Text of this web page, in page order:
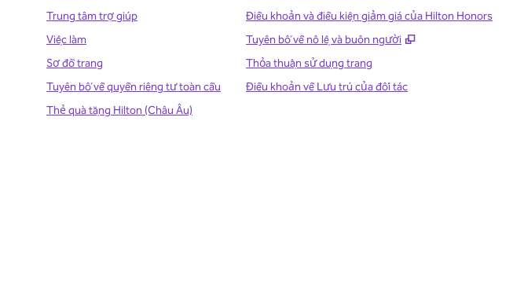
Trung tâm trợ giúp
Việc làm
Sơ đồ trang
Tuyên bố về quyền riêng tư toàn cầu
Thẻ quà tặng Hilton (Châu Âu)
Điều khoản và điều kiện giảm giá của Hilton Honors
Tuyên bố về nô lệ và buôn người
,
Thỏa thuận sử dụng trang
Điều khoản về Lưu trú của đối tác